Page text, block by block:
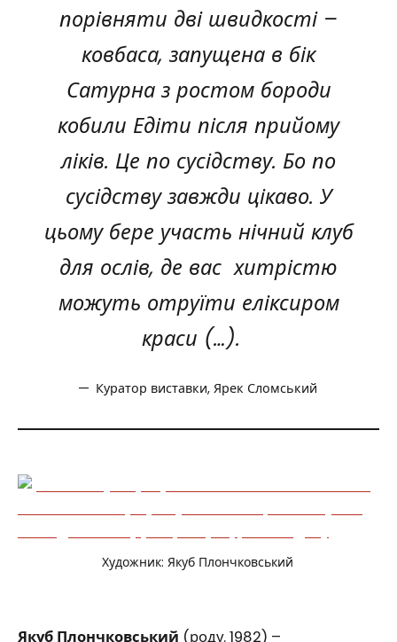
порівняти дві швидкості –
ковбаса, запущена в бік
Сатурна з ростом бороди
кобили Едіти після прийому
ліків. Це по сусідству. Бо по
сусідству завжди цікаво. У
цьому бере участь нічний клуб
для ослів, де вас хитрістю
можуть отруїти еліксиром
краси (…).
Куратор виставки, Ярек Сломський
Художник: Якуб Плончковський
Якуб Плончковський (роду. 1982) –